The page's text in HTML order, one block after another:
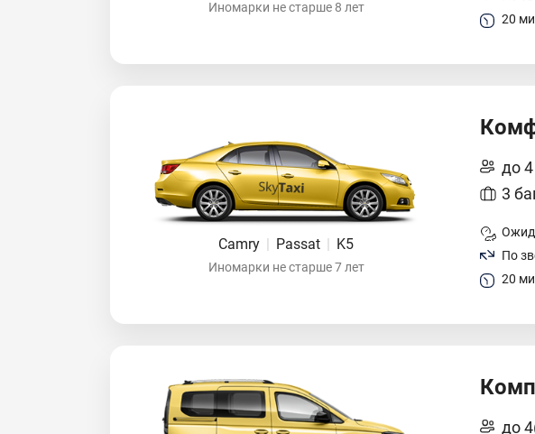
Иномарки не старше 8 лет
20
Camry | Passat | K5
Иномарки не старше 7 лет
до
3
По
20
до